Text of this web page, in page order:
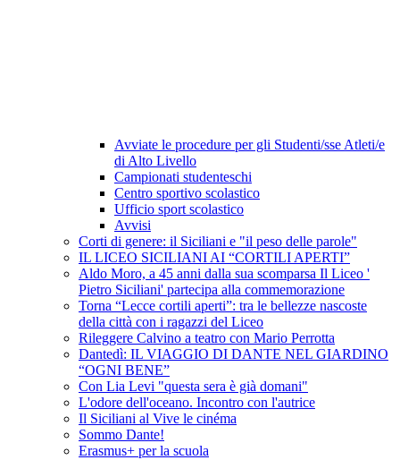
Avviate le procedure per gli Studenti/sse Atleti/e
di Alto Livello
Campionati studenteschi
Centro sportivo scolastico
Ufficio sport scolastico
Avvisi
Corti di genere: il Siciliani e "il peso delle parole"
IL LICEO SICILIANI AI “CORTILI APERTI”
Aldo Moro, a 45 anni dalla sua scomparsa Il Liceo '
Pietro Siciliani' partecipa alla commemorazione
Torna “Lecce cortili aperti”: tra le bellezze nascoste
della città con i ragazzi del Liceo
Rileggere Calvino a teatro con Mario Perrotta
Dantedì: IL VIAGGIO DI DANTE NEL GIARDINO
“OGNI BENE”
Con Lia Levi "questa sera è già domani"
L'odore dell'oceano. Incontro con l'autrice
Il Siciliani al Vive le cinéma
Sommo Dante!
Erasmus+ per la scuola